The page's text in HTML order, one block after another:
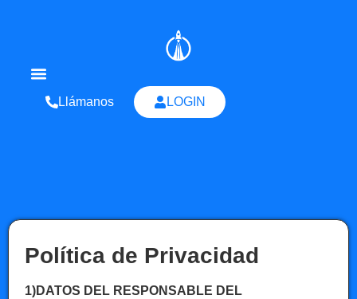
Llámanos LOGIN
Política de Privacidad
1)DATOS DEL RESPONSABLE DEL